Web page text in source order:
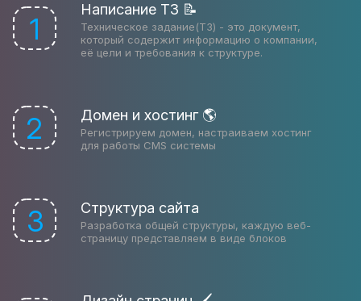
1
Написание ТЗ 📝
Техническое задание(ТЗ) - это документ,
который содержит информацию о компании,
её цели и требования к структуре.
2 Домен и хостинг 🌎
Регистрируем домен, настраиваем хостинг
для работы CMS системы
3 Структура сайта
Разработка общей структуры, каждую веб-
страницу представляем в виде блоков